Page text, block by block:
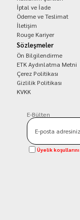
İptal ve İade
Ödeme ve Teslimat
İletişim
Rouge Kariyer
Sözleşmeler
Ön Bilgilendirme
ETK Aydınlatma Metni
Çerez Politikası
Gizlilik Politikası
KVKK
E-Bülten
Üyelik koşullarını